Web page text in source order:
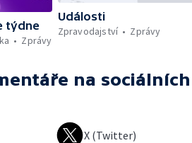
týdne
Zprávy
Události
Zpravodajství
Zprávy
na sociálních
X (Twitter)